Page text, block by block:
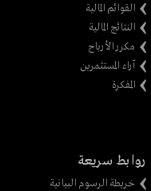
القوائم المالية
النتائج المالية
مكرر الأرباح
آراء المستثمرين
المفكرة
روابط سريعة
خريطة الرسوم البيانية